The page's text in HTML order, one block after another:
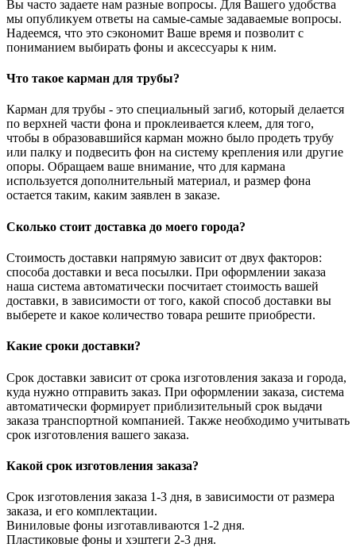
Вы часто задаете нам разные вопросы. Для Вашего удобства
мы опубликуем ответы на самые-самые задаваемые вопросы.
Надеемся, что это сэкономит Ваше время и позволит с
пониманием выбирать фоны и аксессуары к ним.
Что такое карман для трубы?
Карман для трубы - это специальный загиб, который делается
по верхней части фона и проклеивается клеем, для того,
чтобы в образовавшийся карман можно было продеть трубу
или палку и подвесить фон на систему крепления или другие
опоры. Обращаем ваше внимание, что для кармана
используется дополнительный материал, и размер фона
остается таким, каким заявлен в заказе.
Сколько стоит доставка до моего города?
Стоимость доставки напрямую зависит от двух факторов:
способа доставки и веса посылки. При оформлении заказа
наша система автоматически посчитает стоимость вашей
доставки, в зависимости от того, какой способ доставки вы
выберете и какое количество товара решите приобрести.
Какие сроки доставки?
Срок доставки зависит от срока изготовления заказа и города,
куда нужно отправить заказ. При оформлении заказа, система
автоматически формирует приблизительный срок выдачи
заказа транспортной компанией. Также необходимо учитывать
срок изготовления вашего заказа.
Какой срок изготовления заказа?
Срок изготовления заказа 1-3 дня, в зависимости от размера
заказа, и его комплектации.
Виниловые фоны изготавливаются 1-2 дня.
Пластиковые фоны и хэштеги 2-3 дня.